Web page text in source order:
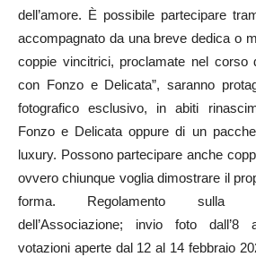
dell’amore. È possibile partecipare
accompagnato da una breve dedica o
coppie vincitrici, proclamate nel corso
con Fonzo e Delicata”, saranno
fotografico esclusivo, in abiti
Fonzo e Delicata oppure di un
luxury. Possono partecipare anche
ovvero chiunque voglia dimostrare il
forma. Regolamento sulla
dell’Associazione; invio foto dall’8
votazioni aperte dal 12 al 14 febbraio